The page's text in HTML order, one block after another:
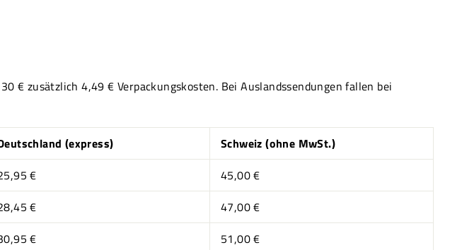
€ zusätzlich 4,49 € Verpackungskosten. Bei Auslandssendungen fallen bei
(express)
Schweiz (ohne MwSt.)
€
45,00 €
€
47,00 €
€
51,00 €